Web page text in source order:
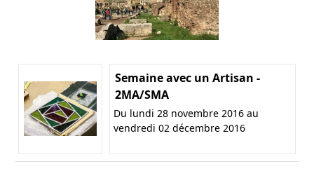
Semaine avec un Artisan -
2MA/SMA
Du lundi 28 novembre 2016 au
vendredi 02 décembre 2016